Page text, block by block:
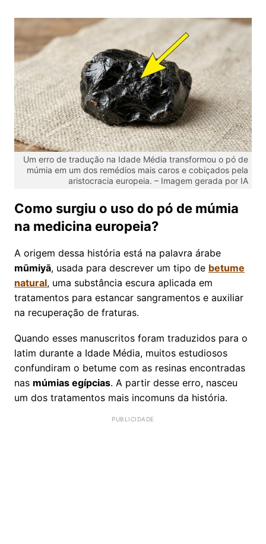
Um erro de tradução na Idade Média transformou o pó de
múmia em um dos remédios mais caros e cobiçados pela
aristocracia europeia. – Imagem gerada por IA
Como surgiu o uso do pó de múmia
na medicina europeia?
A origem dessa história está na palavra árabe
mūmiyā, usada para descrever um tipo de betume
natural, uma substância escura aplicada em
tratamentos para estancar sangramentos e auxiliar
na recuperação de fraturas.
Quando esses manuscritos foram traduzidos para o
latim durante a Idade Média, muitos estudiosos
confundiram o betume com as resinas encontradas
nas múmias egípcias. A partir desse erro, nasceu
um dos tratamentos mais incomuns da história.